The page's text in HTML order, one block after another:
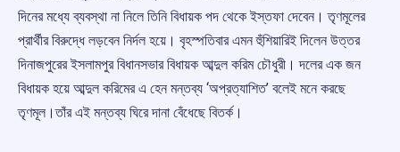
দিনের মধ্যে ব্যবস্থা না নিলে তিনি বিধায়ক পদ থেকে ইস্তফা দেবেন। তৃণমূলের
প্রার্থীর বিরুদ্ধে লড়বেন নির্দল হয়ে। বৃহস্পতিবার এমন হুঁশিয়ারিই দিলেন উত্তর
দিনাজপুরের ইসলামপুর বিধানসভার বিধায়ক আব্দুল করিম চৌধুরী। দলের এক জন
বিধায়ক হয়ে আব্দুল করিমের এ হেন মন্তব্য ‘অপ্রত্যাশিত’ বলেই মনে করছে
তৃণমূল।তাঁর এই মন্তব্য ঘিরে দানা বেঁধেছে বিতর্ক।